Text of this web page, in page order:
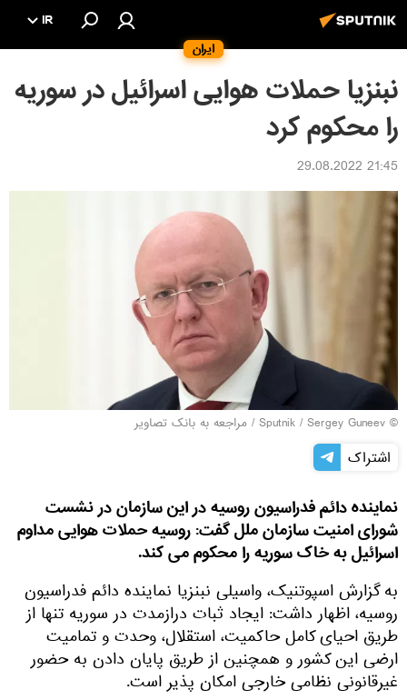
ایران
IR
نبنزیا حملات هوایی اسرائیل در سوریه
را محکوم کرد
21:45 29.08.2022
© Sputnik / Sergey Guneev
/ مراجعه به بانک تصاویر
اشتراک
نماینده دائم فدراسیون روسیه در این سازمان در نشست
شورای امنیت سازمان ملل گفت: روسیه حملات هوایی مداوم
اسرائیل به خاک سوریه را محکوم می کند.
به گزارش اسپوتنیک، واسیلی نبنزیا نماینده دائم فدراسیون
روسیه، اظهار داشت: ایجاد ثبات درازمدت در سوریه تنها از
طریق احیای کامل حاکمیت، استقلال، وحدت و تمامیت
ارضی این کشور و همچنین از طریق پایان دادن به حضور
غیرقانونی نظامی خارجی امکان پذیر است.